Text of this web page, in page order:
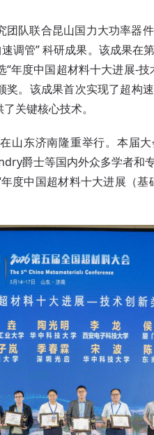
队联合昆山国力大功率器
调管” 科研成果。该成果在
年度中国超材料十大进展-
。该成果首次实现了超构
关键核心技术。
山东济南隆重举行。本届
爵士等国内外众多学者和
度中国超材料十大进展（